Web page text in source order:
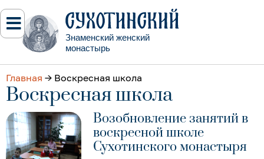
Знаменский женский
монастырь
Главная → Воскресная школа
Воскресная школа
Возобновление занятий в
воскресной школе
Сухотинского монастыря